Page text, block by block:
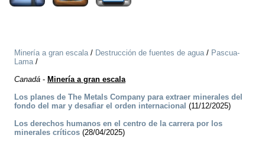
Minería a gran escala/ Destrucción de fuentes de agua/ Pascua-
Lama/
Canadá - Minería a gran escala
Los planes de The Metals Company para extraer minerales del
fondo del mar y desafiar el orden internacional (11/12/2025)
Los derechos humanos en el centro de la carrera por los
minerales críticos (28/04/2025)